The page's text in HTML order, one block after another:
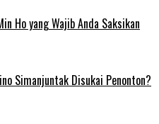
Ho yang Wajib Anda Saksikan
Simanjuntak Disukai Penonton?